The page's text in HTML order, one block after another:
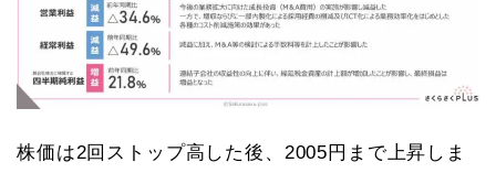
株価は2回ストップ高した後、2005円まで上昇しま